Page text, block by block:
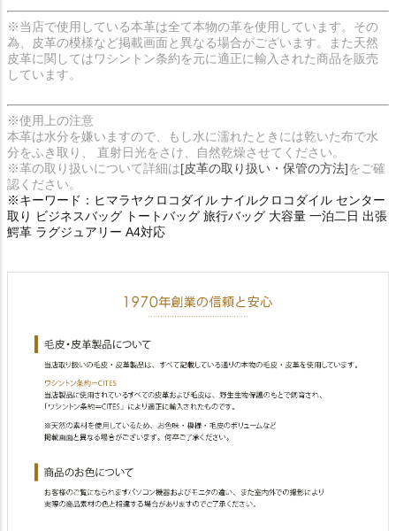
※当店で使用している本革は全て本物の革を使用しています。その
為、皮革の模様など掲載画面と異なる場合がございます。また天然
皮革に関してはワシントン条約を元に適正に輸入された商品を販売
しています。
※使用上の注意
本革は水分を嫌いますので、もし水に濡れたときには乾いた布で水
分をふき取り、 直射日光をさけ、自然乾燥させてください。
※革の取り扱いについて詳細は[皮革の取り扱い・保管の方法]をご確
認ください。
※キーワード：ヒマラヤクロコダイル ナイルクロコダイル センター
取り ビジネスバッグ トートバッグ 旅行バッグ 大容量 一泊二日 出張
鰐革 ラグジュアリー A4対応